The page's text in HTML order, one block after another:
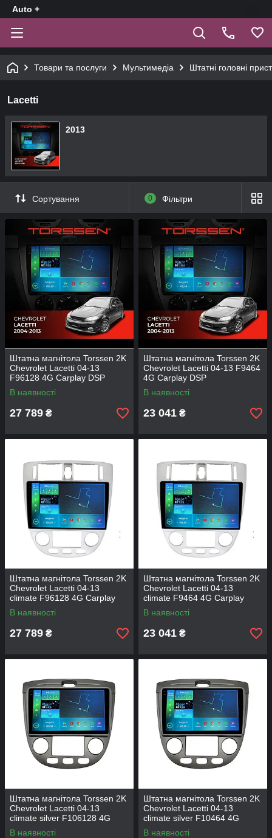
Auto +
Товари та послуги Мультимедіа Штатні головні
Lacetti
2013
Сортування 0 Фільтри
Штатна магнітола Torssen 2K
Chevrolet Lacetti 04-13
F96128 4G Carplay DSP
В наявності
27 789 ₴
Штатна магнітола Torssen 2K
Chevrolet Lacetti 04-13 F9464
4G Carplay DSP
В наявності
23 041 ₴
Штатна магнітола Torssen 2K
Chevrolet Lacetti 04-13
climate F96128 4G Carplay
DSP
В наявності
27 789 ₴
Штатна магнітола Torssen 2K
Chevrolet Lacetti 04-13
climate F9464 4G Carplay
DSP
В наявності
23 041 ₴
Штатна магнітола Torssen 2K
Chevrolet Lacetti 04-13
climate silver F106128 4G
Carplay DSP
В наявності
Штатна магнітола Torssen 2K
Chevrolet Lacetti 04-13
climate silver F10464 4G
Carplay DSP
В наявності